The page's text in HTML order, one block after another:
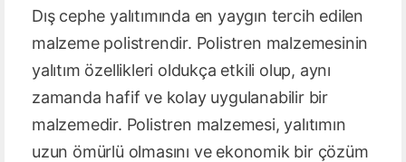
Dış cephe yalıtımında en yaygın tercih edilen
malzeme polistrendir. Polistren malzemesinin
yalıtım özellikleri oldukça etkili olup, aynı
zamanda hafif ve kolay uygulanabilir bir
malzemedir. Polistren malzemesi, yalıtımın
uzun ömürlü olmasını ve ekonomik bir çözüm